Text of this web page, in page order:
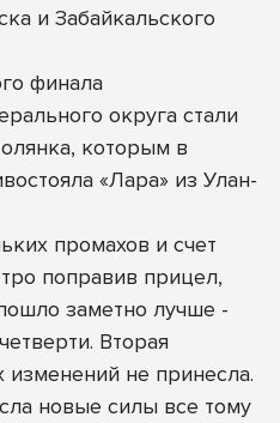
и Забайкальского
финала
округа стали
которым в
«Лара» из Улан-
промахов и счет
поправив прицел,
заметно лучше -
Вторая
изменений не принесла.
новые силы все тому